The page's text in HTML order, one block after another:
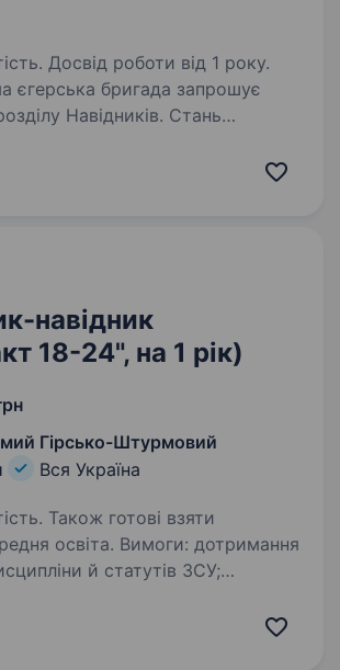
Досвід роботи від 1 року.
єгерська бригада запрошує
Навідників. Стань
вогню на передовій.
навідник
18-24", на 1 рік)
Гірсько-Штурмовий
Вся Україна
Також готові взяти
Вимоги: дотримання
й статутів ЗСУ;
і